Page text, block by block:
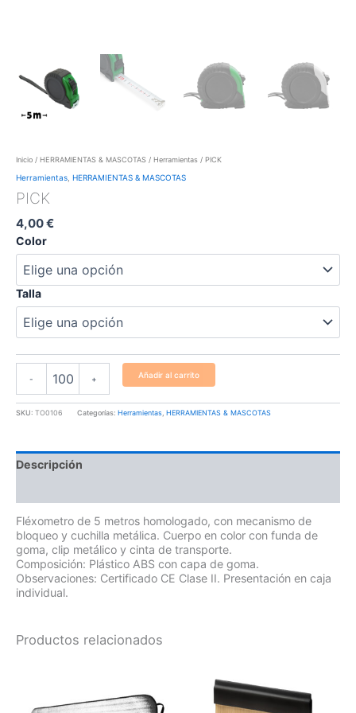
Inicio / HERRAMIENTAS & MASCOTAS / Herramientas / PICK
Herramientas HERRAMIENTAS & MASCOTAS
PICK
4,00€
Color
Talla
- + Añadir al carrito
SKU: TO0106 Categorías: Herramientas, HERRAMIENTAS & MASCOTAS
Descripción
Fléxometro de 5 metros homologado, con mecanismo de
bloqueo y cuchilla metálica. Cuerpo en color con funda de
goma, clip metálico y cinta de transporte.
Composición: Plástico ABS con capa de goma.
Observaciones: Certificado CE Clase II. Presentación en caja
individual.
Productos relacionados